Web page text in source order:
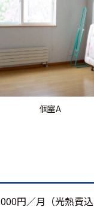
個室A
円／月（光熱費込